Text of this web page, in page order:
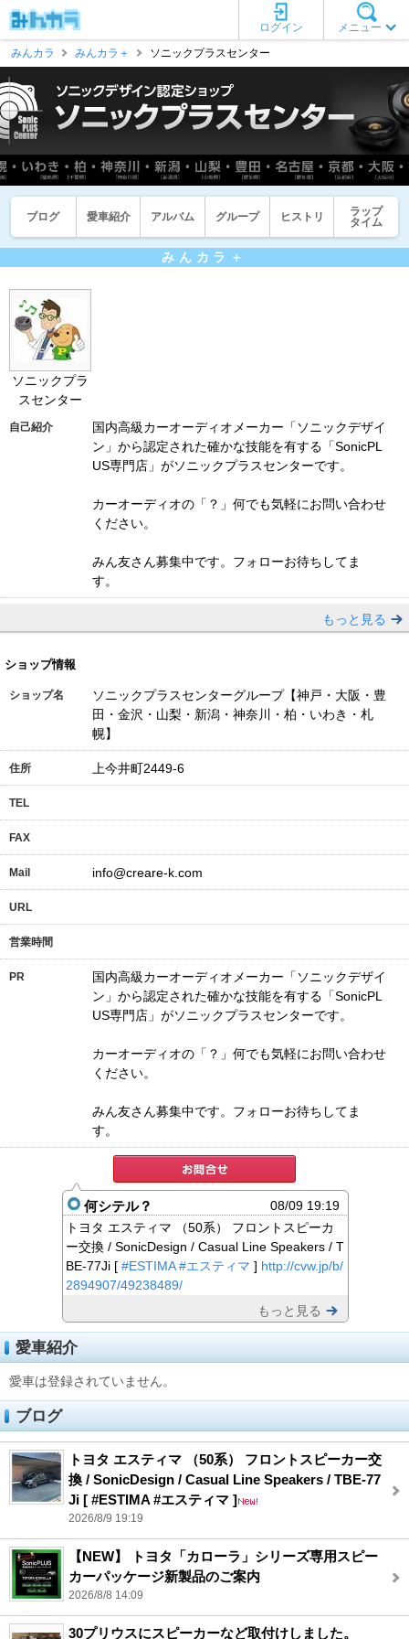
メニュー
ログイン
みんカラ
みんカラ＋ ソニックプラスセンター
ブログ 愛車紹介 アルバム グループ ヒストリ
ラップ
タイム
みんカラ＋
ソニックプラ
スセンター
自己紹介
国内高級カーオーディオメーカー「ソニックデザイ
ン」から認定された確かな技能を有する「SonicPL
US専門店」がソニックプラスセンターです。
カーオーディオの「？」何でも気軽にお問い合わせ
ください。
みん友さん募集中です。フォローお待ちしてま
す。
もっと見る
ショップ情報
ショップ名
ソニックプラスセンターグループ【神戸・大阪・豊
田・金沢・山梨・新潟・神奈川・柏・いわき・札
幌】
住所 上今井町2449-6
TEL
FAX
Mail info@creare-k.com
URL
営業時間
PR
国内高級カーオーディオメーカー「ソニックデザイ
ン」から認定された確かな技能を有する「SonicPL
US専門店」がソニックプラスセンターです。
カーオーディオの「？」何でも気軽にお問い合わせ
ください。
みん友さん募集中です。フォローお待ちしてま
す。
何シテル？
08/09 19:19
トヨタ エスティマ （50系） フロントスピーカ
ー交換 / SonicDesign / Casual Line Speakers / T
BE-77Ji [ #ESTIMA #エスティマ ] http://cvw.jp/b/
2894907/49238489/
もっと見る
愛車紹介
愛車は登録されていません。
ブログ
トヨタ エスティマ （50系） フロントスピーカー交
換 / SonicDesign / Casual Line Speakers / TBE-77
Ji [ #ESTIMA #エスティマ ]
2026/8/9 19:19
【NEW】 トヨタ「カローラ」シリーズ専用スピー
カーパッケージ新製品のご案内
2026/8/8 14:09
30プリウスにスピーカーなど取付けしました。